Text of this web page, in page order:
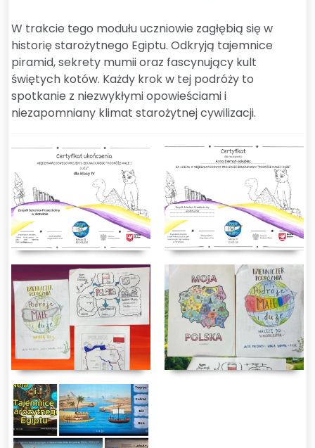
W trakcie tego modułu uczniowie zagłębią się w
historię starożytnego Egiptu. Odkryją tajemnice
piramid, sekrety mumii oraz fascynujący kult
świętych kotów. Każdy krok w tej podróży to
spotkanie z niezwykłymi opowieściami i
niezapomniany klimat starożytnej cywilizacji.